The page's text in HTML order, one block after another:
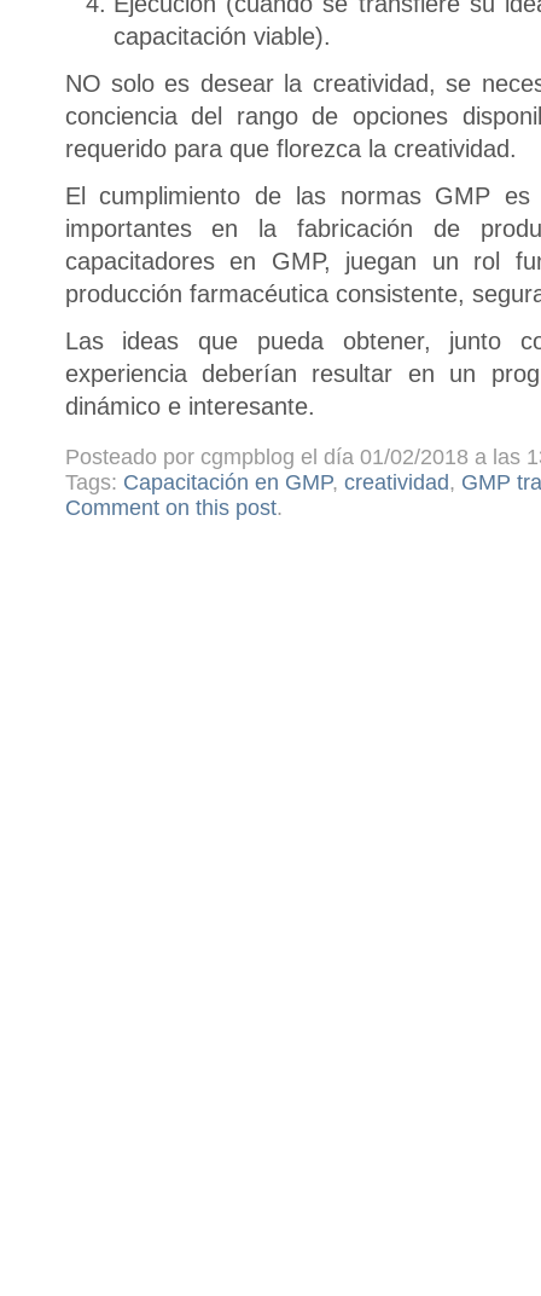
capacitación viable).
NO solo es desear la creatividad, se
conciencia del rango de opciones
requerido para que florezca la creatividad.
El cumplimiento de las normas GMP
importantes en la fabricación de
capacitadores en GMP, juegan un rol
producción farmacéutica consistente,
Las ideas que pueda obtener, junto
experiencia deberían resultar en un
dinámico e interesante.
Posteado por cgmpblog el día 01/02/2018 a las
Tags: Capacitación en GMP, creatividad, GMP
Comment on this post.